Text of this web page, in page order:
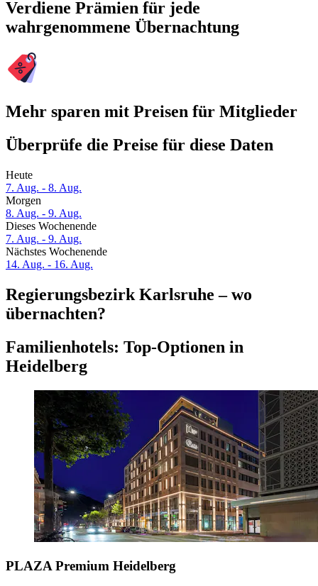
Verdiene Prämien für jede
wahrgenommene Übernachtung
Mehr sparen mit Preisen für Mitglieder
Überprüfe die Preise für diese Daten
Heute
7. Aug. - 8. Aug.
Morgen
8. Aug. - 9. Aug.
Dieses Wochenende
7. Aug. - 9. Aug.
Nächstes Wochenende
14. Aug. - 16. Aug.
Regierungsbezirk Karlsruhe – wo
übernachten?
Familienhotels: Top-Optionen in
Heidelberg
PLAZA Premium Heidelberg